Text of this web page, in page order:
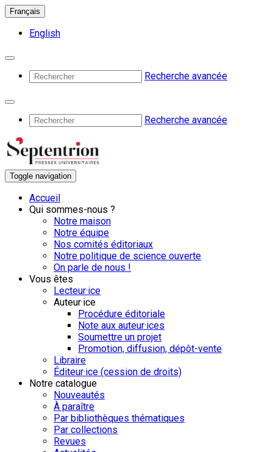
Français
English
Recherche avancée
Recherche avancée
Toggle navigation
Accueil
Qui sommes-nous ?
Notre maison
Notre équipe
Nos comités éditoriaux
Notre politique de science ouverte
On parle de nous !
Vous êtes
Lecteur·ice
Auteur·ice
Procédure éditoriale
Note aux auteur·ices
Soumettre un projet
Promotion, diffusion, dépôt-vente
Libraire
Éditeur·ice (cession de droits)
Notre catalogue
Nouveautés
À paraître
Par bibliothèques thématiques
Par collections
Revues